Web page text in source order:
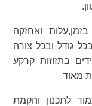
ואחזקה
גודל ובכל צורה
בתזוזות קרקע
מאוד
לתכנון והקמת